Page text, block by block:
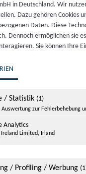
Porsche
Aufham
98950-0
in Deutschland. Wir
Dazu gehören Cookies
Daten. Diese
Dennoch ermöglichen sie
Sie können Ihre
/ Statistik (1)
Auswertung zur Fehlerbehebung
Analytics
Ireland Limited, Irland
/ Profiling / Werbung